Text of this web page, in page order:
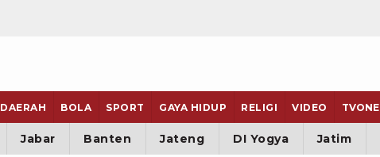
DAERAH BOLA SPORT GAYA HIDUP RELIGI VIDEO TVONE
Jabar Banten Jateng DI Yogya Jatim